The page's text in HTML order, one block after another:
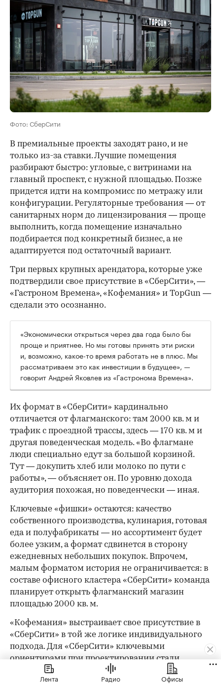
Фото: СберСити
В премиальные проекты заходят рано, и не
только из-за ставки. Лучшие помещения
разбирают быстро: угловые, с витринами на
главный проспект, с нужной площадью. Позже
придется идти на компромисс по метражу или
конфигурации. Регуляторные требования — от
санитарных норм до лицензирования — проще
выполнить, когда помещение изначально
подбирается под конкретный бизнес, а не
адаптируется под остаточный вариант.
Три первых крупных арендатора, которые уже
подтвердили свое присутствие в «СберСити», —
«Гастроном Времена», «Кофемания» и TopGun —
сделали это осознанно.
«Экономически открыться через два года было бы
проще и приятнее. Но мы готовы принять эти риски
и, возможно, какое-то время работать не в плюс. Мы
рассматриваем это как инвестиции в будущее», —
говорит Андрей Яковлев из «Гастронома Времена».
Их формат в «СберСити» кардинально
отличается от флагманского: там 2000 кв. м и
трафик с проездной трассы, здесь — 170 кв. м и
другая поведенческая модель. «Во флагмане
люди специально едут за большой корзиной.
Тут — докупить хлеб или молоко по пути с
работы», — объясняет он. По уровню дохода
аудитория похожая, но поведенчески — иная.
Ключевые «фишки» остаются: качество
собственного производства, кулинария, готовая
еда и полуфабрикаты — но ассортимент будет
более узким, а формат сдвинется в сторону
ежедневных небольших покупок. Впрочем,
малым форматом история не ограничивается: в
составе офисного кластера «СберСити» команда
планирует открыть флагманский магазин
площадью 2000 кв. м.
«Кофемания» выстраивает свое присутствие в
«СберСити» в той же логике индивидуального
подхода. Для «СберСити» ключевыми
ориентирами при проектировании стали
технологичность решений, функциональность и
лаконичность форм. «В данный момент мы
Лента Радио Офисы